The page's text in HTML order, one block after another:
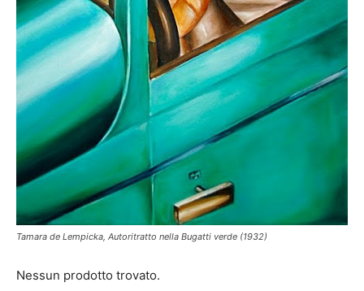
Tamara de Lempicka, Autoritratto nella Bugatti verde (1932)
Nessun prodotto trovato.